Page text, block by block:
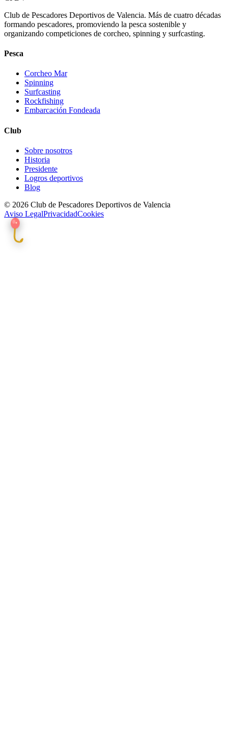
Club de Pescadores Deportivos de Valencia. Más de cuatro décadas
formando pescadores, promoviendo la pesca sostenible y
organizando competiciones de corcheo, spinning y surfcasting.
Pesca
Corcheo Mar
Spinning
Surfcasting
Rockfishing
Embarcación Fondeada
Club
Sobre nosotros
Historia
Presidente
Logros deportivos
Blog
© 2026 Club de Pescadores Deportivos de Valencia
Aviso LegalPrivacidadCookies